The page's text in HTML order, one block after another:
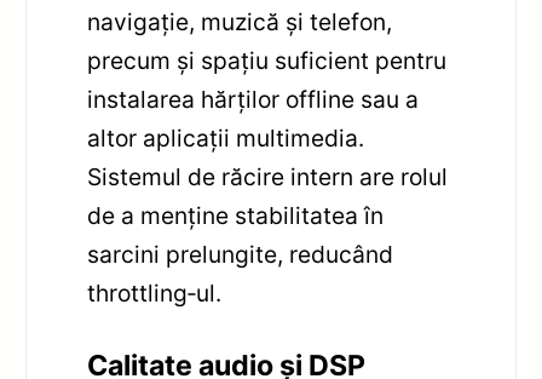
navigație, muzică și telefon,
precum și spațiu suficient pentru
instalarea hărților offline sau a
altor aplicații multimedia.
Sistemul de răcire intern are rolul
de a menține stabilitatea în
sarcini prelungite, reducând
throttling‑ul.
Calitate audio și DSP